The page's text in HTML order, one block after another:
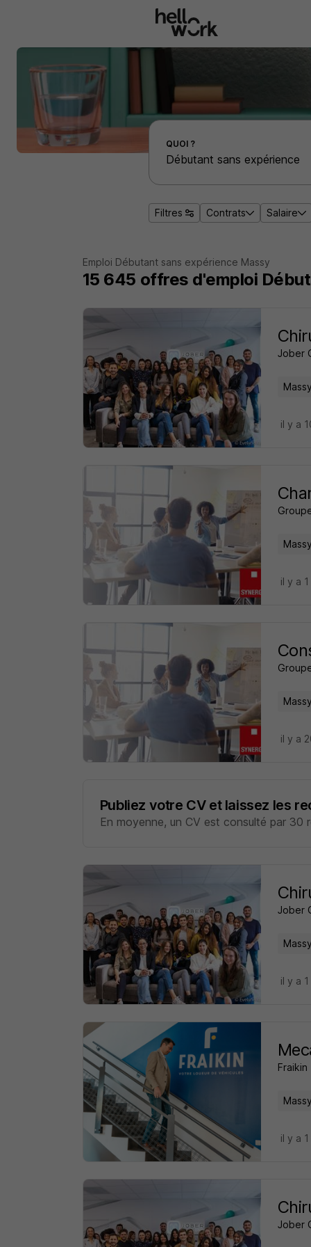
Effectuer une recherche d'emploi par localité
QUOI ?
Filtres Contrats Salaire
Emploi Débutant sans expérience Massy
15 645 offres d'emploi
Jober
il y a
il y a
il y a
Publiez votre CV et laissez les
En moyenne, un CV est consulté par 30
Jober
il y a
Fraikin
il y a
Jober